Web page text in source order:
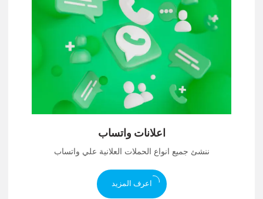
اعلانات واتساب
ننشئ جميع انواع الحملات العلانية علي واتساب
اعرف المزيد